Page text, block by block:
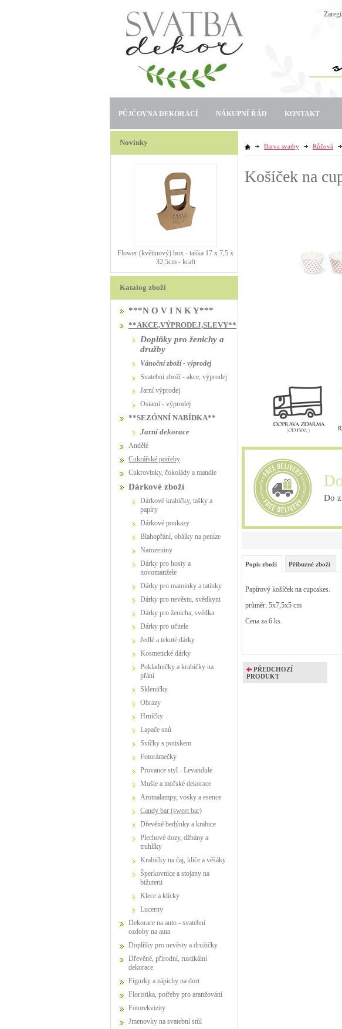
Novinky
Flower (květinový) box - taška 17 x 7,5 x
32,5cm - kraft
Katalog zboží
***N O V I N K Y***
**AKCE,VÝPRODEJ,SLEVY**
Doplňky pro ženichy a
družby
vánoční zboží - výprodej
svatební zboží - akce, výprodej
jarní výprodej
ostatní - výprodej
**SEZÓNNÍ NABÍDKA**
jarní dekorace
Andělé
Cukrářské potřeby
Cukrovinky, čokolády a mandle
Dárkové zboží
Dárkové krabičky, tašky a
papíry
Dárkové poukazy
Blahopřání, obálky na peníze
Narozeniny
Dárky pro hosty a
novomanžele
Dárky pro maminky a tatínky
Dárky pro nevěstu, svědkyni
Dárky pro ženicha, svědka
Dárky pro učitele
Jedlé a tekuté dárky
Kosmetické dárky
Pokladničky a krabičky na
přání
Skleničky
Obrazy
Hrníčky
Lapače snů
Svíčky s potiskem
Fotorámečky
Provance styl - Levandule
Mušle a mořské dekorace
Aromalampy, vosky a esence
Candy bar (sweet bar)
Dřevěné bedýnky a krabice
Plechové dozy, džbány a
truhlíky
Krabičky na čaj, klíče a věšáky
Šperkovnice a stojany na
bižuterii
Klece a klícky
Lucerny
Dekorace na auto - svatební
ozdoby na auta
Doplňky pro nevěsty a družičky
Dřevěné, přírodní, rustikální
dekorace
Figurky a zápichy na dort
Floristika, potřeby pro aranžování
Fotorekvizity
Jmenovky na svatební stůl
Barva svatby Růžová
Košíček na
Do
Popis zboží Příbuzné zboží
Papírový košíček na cupcakes.
průměr: 5x7,5x5 cm
Cena za 6 ks.
PŘEDCHOZÍ
PRODUKT
PŮJČOVNA DEKORACÍ NÁKUPNÍ ŘÁD KONTAKT